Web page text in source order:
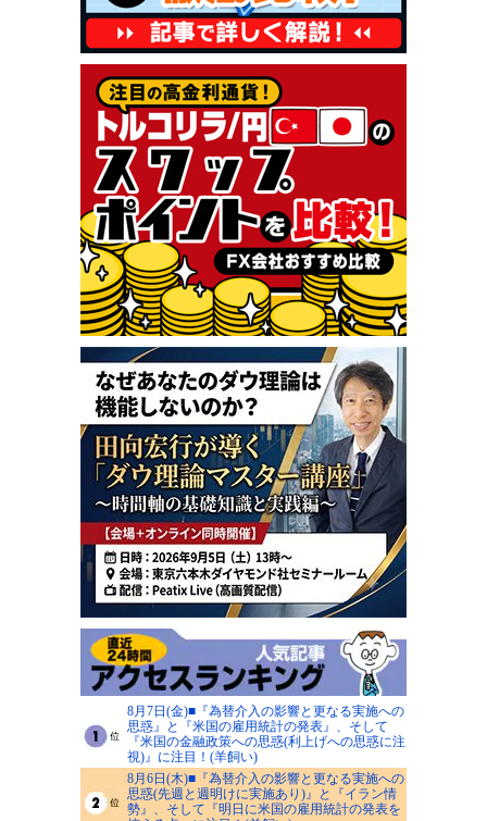
8月7日(金)■『為替介入の影響と更なる実施への
思惑』と『米国の雇用統計の発表』、そして
『米国の金融政策への思惑(利上げへの思惑に注
視)』に注目！(羊飼い)
8月6日(木)■『為替介入の影響と更なる実施への
思惑(先週と週明けに実施あり)』と『イラン情
勢』、そして『明日に米国の雇用統計の発表を